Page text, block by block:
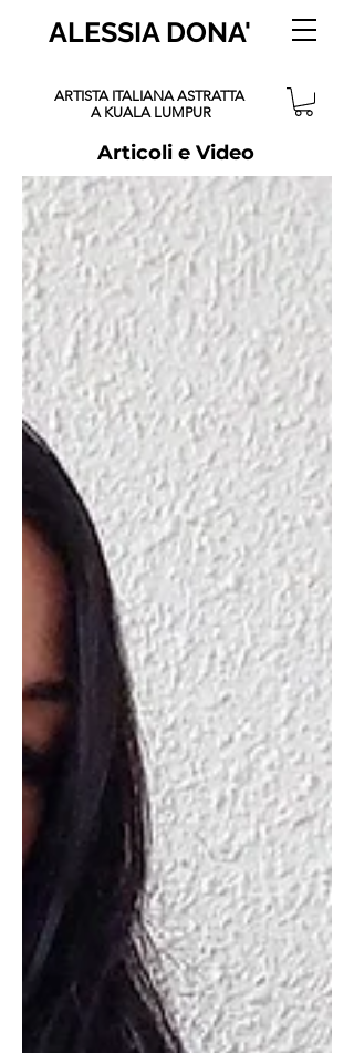
ALESSIA DONA'
ARTISTA ITALIANA ASTRATTA
A KUALA LUMPUR
Articoli e Video